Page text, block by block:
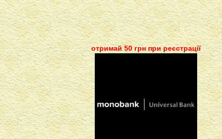
отримай 50 грн при реєстрації